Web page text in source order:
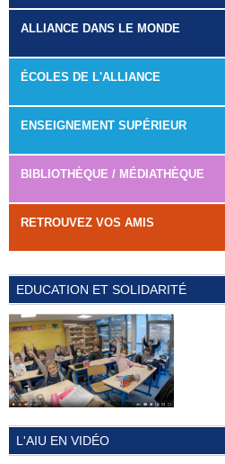
ALLIANCE DANS LE MONDE
ÉCOLES DE L'ALLIANCE
ENSEIGNEMENT SUPÉRIEUR
BIBLIOTHÈQUE / MÉDIATHÈQUE
RETROUVEZ VOS AMIS
EDUCATION ET SOLIDARITÉ
L'AIU EN VIDÉO